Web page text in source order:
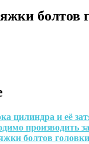
болтов
цилиндра и её
производить
болтов